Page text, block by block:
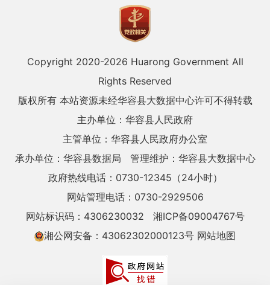
Copyright 2020-2026 Huarong Government All
Rights Reserved
版权所有 本站资源未经华容县大数据中心许可不得转载
主办单位：华容县人民政府
主管单位：华容县人民政府办公室
承办单位：华容县数据局
管理维护：华容县大数据中心
政府热线电话：0730-12345（24小时）
网站管理电话：0730-2929506
网站标识码：4306230032
湘ICP备09004767号
湘公网安备：43062302000123号 网站地图